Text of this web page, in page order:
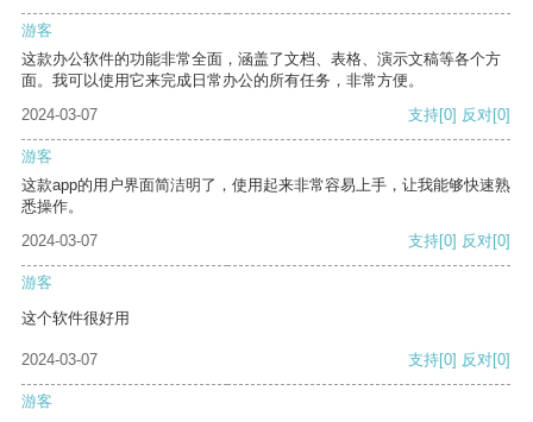
游客
这款办公软件的功能非常全面，涵盖了文档、表格、演示文稿等各个方
面。我可以使用它来完成日常办公的所有任务，非常方便。
2024-03-07
支持[0] 反对[0]
游客
这款app的用户界面简洁明了，使用起来非常容易上手，让我能够快速熟
悉操作。
2024-03-07
支持[0] 反对[0]
游客
这个软件很好用
2024-03-07 支持[0] 反对[0]
游客